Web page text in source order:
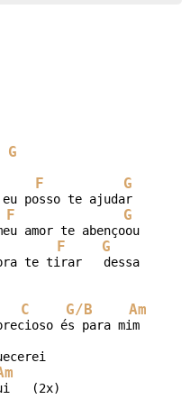
G
F G
Eu não quero te ver sofrer eu posso te ajudar
F G
amor te abençoou
F G
pra te tirar   dessa
C G/B Am
és para mim
(2x)